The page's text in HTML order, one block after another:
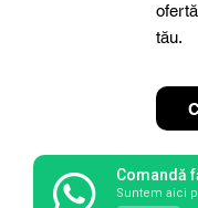
tău.
Comandă
Suntem aici